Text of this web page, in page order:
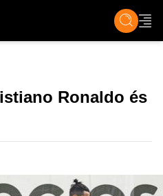
ÉLET TECH &
Ronaldo és